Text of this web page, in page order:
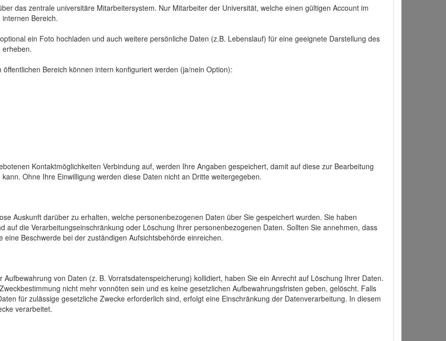
das zentrale universitäre Mitarbeitersystem. Nur Mitarbeiter der Universität, welche einen gültigen Account im
Bereich.
ein Foto hochladen und auch weitere persönliche Daten (z.B. Lebenslauf) für eine geeignete Darstellung des
erheben.
Bereich können intern konfiguriert werden (ja/nein Option):
Kontaktmöglichkeiten Verbindung auf, werden Ihre Angaben gespeichert, damit auf diese zur Bearbeitung
Ohne Ihre Einwilligung werden diese Daten nicht an Dritte weitergegeben.
Auskunft darüber zu erhalten, welche personenbezogenen Daten über Sie gespeichert wurden. Sie haben
auf die Verarbeitungseinschränkung oder Löschung Ihrer personenbezogenen Daten. Sollten Sie annehmen, dass
Beschwerde bei der zuständigen Aufsichtsbehörde einreichen.
von Daten (z. B. Vorratsdatenspeicherung) kollidiert, haben Sie ein Anrecht auf Löschung Ihrer Daten.
nicht mehr vonnöten sein und es keine gesetzlichen Aufbewahrungsfristen geben, gelöscht. Falls
für zulässige gesetzliche Zwecke erforderlich sind, erfolgt eine Einschränkung der Datenverarbeitung. In diesem
verarbeitet.